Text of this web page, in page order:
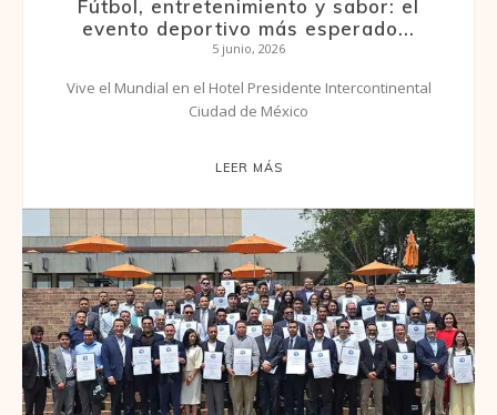
Fútbol, entretenimiento y sabor: el
evento deportivo más esperado...
5 junio, 2026
Vive el Mundial en el Hotel Presidente Intercontinental
Ciudad de México
LEER MÁS